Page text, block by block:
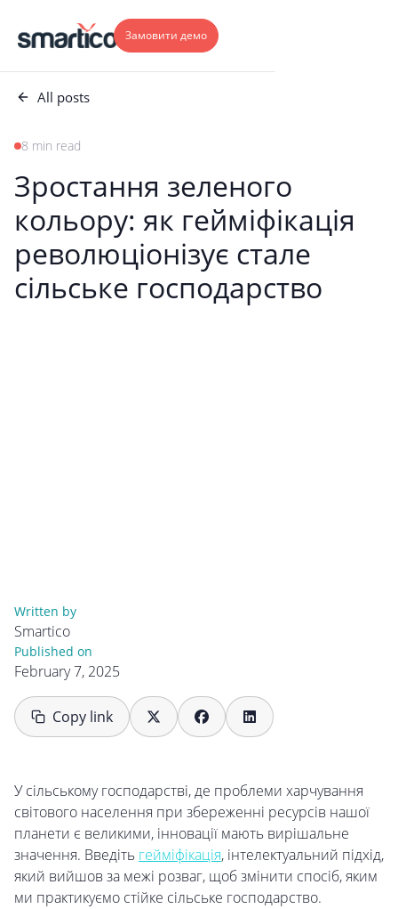
Замовити демо
All posts
8 min read
Зростання зеленого
кольору: як гейміфікація
революціонізує стале
сільське господарство
Written by
Smartico
Published on
February 7, 2025
Copy link
У сільському господарстві, де проблеми харчування
світового населення при збереженні ресурсів нашої
планети є великими, інновації мають вирішальне
значення. Введіть гейміфікація, інтелектуальний підхід,
який вийшов за межі розваг, щоб змінити спосіб, яким
ми практикуємо стійке сільське господарство.